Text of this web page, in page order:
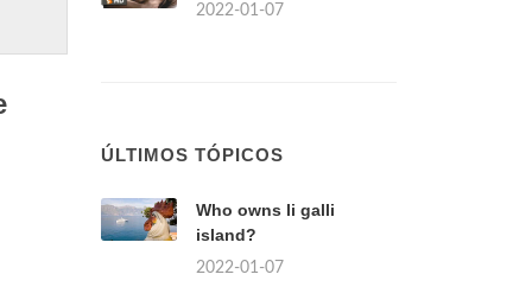
2022-01-07
ÚLTIMOS TÓPICOS
Who owns li galli
island?
2022-01-07